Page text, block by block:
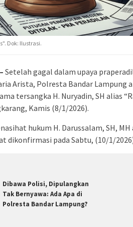
Dok: Ilustrasi.
Setelah gagal dalam upaya
Arista, Polresta Bandar Lampung
tersangka H. Nuryadin, SH alias
Kamis (8/1/2026).
hukum H. Darussalam, SH, MH
dikonfirmasi pada Sabtu, (10/1/
Dibawa Polisi, Dipulangkan
Tak Bernyawa: Ada Apa di
Polresta Bandar Lampung?